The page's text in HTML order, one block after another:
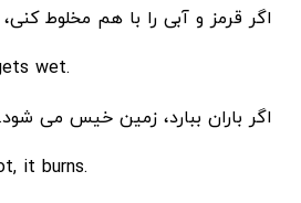
اگر قرمز و آبی را با هم مخلوط
.If it rains, the ground gets wet
اگر باران ببارد، زمین خیس می شود.
.If I touch something hot, it burns